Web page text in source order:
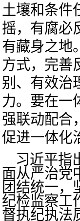
土壤和条件
摇，有腐必
有藏身之地
方式，完善
别、有效治
力。要在一
强联动配合
促进一体化
习近平指
面从严治党
团结统一，
纪检监察工
督执纪执法